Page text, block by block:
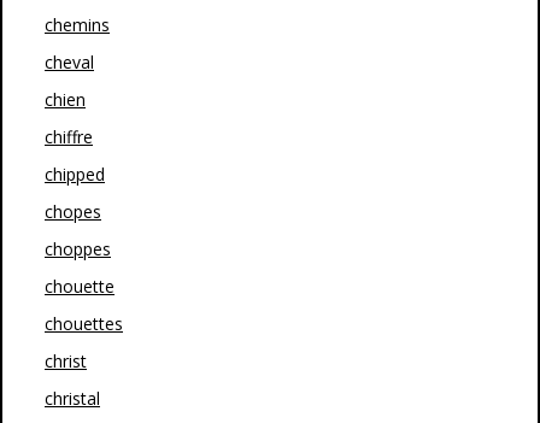
chemins
cheval
chien
chiffre
chipped
chopes
choppes
chouette
chouettes
christ
christal